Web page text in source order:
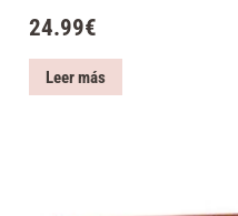
24.99€
Leer más